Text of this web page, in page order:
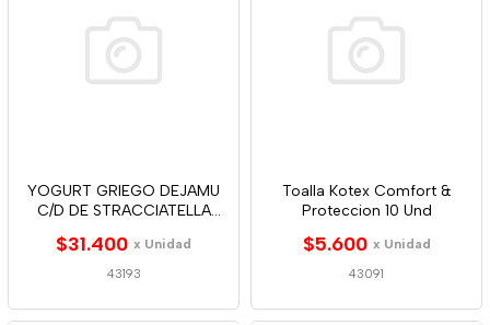
YOGURT GRIEGO DEJAMU
C/D DE STRACCIATELLA
$31.400 x Unidad
43193
Toalla Kotex Comfort &
Proteccion 10 Und
$5.600 x Unidad
43091